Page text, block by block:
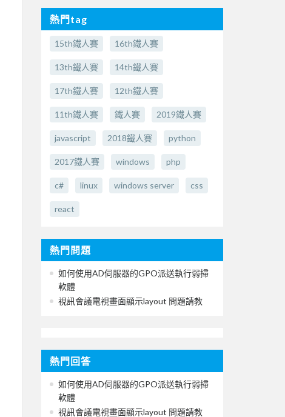
熱門tag
15th鐵人賽 16th鐵人賽
13th鐵人賽 14th鐵人賽
17th鐵人賽 12th鐵人賽
11th鐵人賽 鐵人賽 2019鐵人賽
javascript 2018鐵人賽 python
2017鐵人賽 windows php
c# linux windows server css
react
熱門問題
如何使用AD伺服器的GPO派送執行弱掃
軟體
視訊會議電視畫面顯示layout 問題請教
熱門回答
如何使用AD伺服器的GPO派送執行弱掃
軟體
視訊會議電視畫面顯示layout 問題請教